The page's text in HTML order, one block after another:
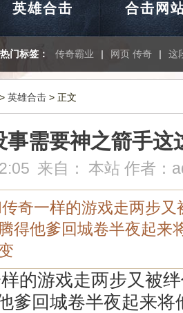
英雄合击 合击网
热门标签： 传奇霸业 | 网页 传奇 | 这
> 英雄合击 > 正文
事需要神之箭手这
来自： 本站 作者：
奇一样的游戏走两步又
得他爹回城卷半夜起来
的游戏走两步又被
爹回城卷半夜起来将